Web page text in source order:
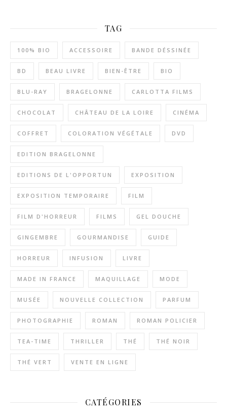
TAG
100% BIO ACCESSOIRE BANDE DÉSSINÉE
BD BEAU LIVRE BIEN-ÊTRE BIO
BLU-RAY BRAGELONNE CARLOTTA FILMS
CHOCOLAT CHÂTEAU DE LA LOIRE CINÉMA
COFFRET COLORATION VÉGÉTALE DVD
EDITION BRAGELONNE
EDITIONS DE L'OPPORTUN EXPOSITION
EXPOSITION TEMPORAIRE FILM
FILM D'HORREUR FILMS GEL DOUCHE
GINGEMBRE GOURMANDISE GUIDE
HORREUR INFUSION LIVRE
MADE IN FRANCE MAQUILLAGE MODE
MUSÉE NOUVELLE COLLECTION PARFUM
PHOTOGRAPHIE ROMAN ROMAN POLICIER
TEA-TIME THRILLER THÉ THÉ NOIR
THÉ VERT VENTE EN LIGNE
CATÉGORIES